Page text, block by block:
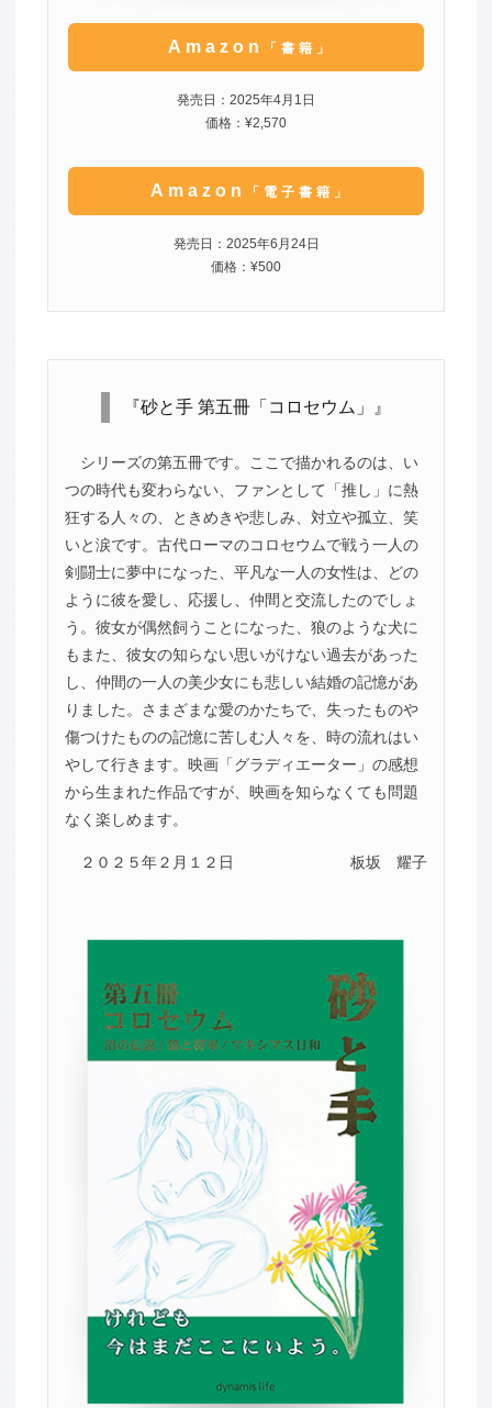
Amazon 「書籍」
発売日：2025年4月1日
価格：¥2,570
Amazon 「電子書籍」
発売日：2025年6月24日
価格：¥500
『砂と手 第五冊「コロセウム」』
シリーズの第五冊です。ここで描かれるのは、い
つの時代も変わらない、ファンとして「推し」に熱
狂する人々の、ときめきや悲しみ、対立や孤立、笑
いと涙です。古代ローマのコロセウムで戦う一人の
剣闘士に夢中になった、平凡な一人の女性は、どの
ように彼を愛し、応援し、仲間と交流したのでしょ
う。彼女が偶然飼うことになった、狼のような犬に
もまた、彼女の知らない思いがけない過去があった
し、仲間の一人の美少女にも悲しい結婚の記憶があ
りました。さまざまな愛のかたちで、失ったものや
傷つけたものの記憶に苦しむ人々を、時の流れはい
やして行きます。映画「グラディエーター」の感想
から生まれた作品ですが、映画を知らなくても問題
なく楽しめます。
２０２５年２月１２日 板坂 耀子